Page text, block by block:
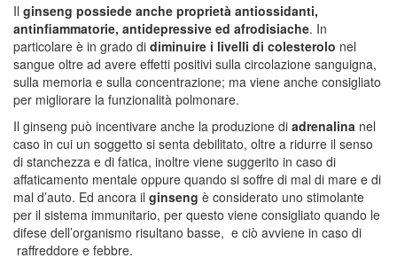
Il ginseng possiede anche proprietà antiossidanti,
antinfiammatorie, antidepressive ed afrodisiache. In
particolare è in grado di diminuire i livelli di colesterolo nel
sangue oltre ad avere effetti positivi sulla circolazione sanguigna,
sulla memoria e sulla concentrazione; ma viene anche consigliato
per migliorare la funzionalità polmonare.
Il ginseng può incentivare anche la produzione di adrenalina nel
caso in cui un soggetto si senta debilitato, oltre a ridurre il senso
di stanchezza e di fatica, inoltre viene suggerito in caso di
affaticamento mentale oppure quando si soffre di mal di mare e di
mal d’auto. Ed ancora il ginseng è considerato uno stimolante
per il sistema immunitario, per questo viene consigliato quando le
difese dell’organismo risultano basse, e ciò avviene in caso di
raffreddore e febbre.